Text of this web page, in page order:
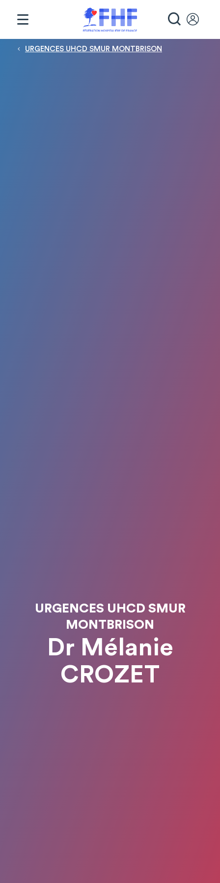
Fil d'Ariane
URGENCES UHCD SMUR MONTBRISON
URGENCES UHCD SMUR
MONTBRISON
Dr Mélanie
CROZET
Panneau de gestion des cookies